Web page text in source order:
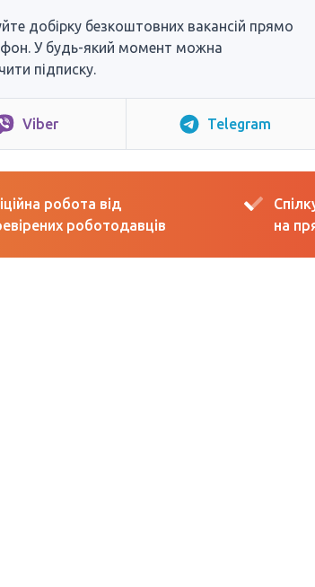
добірку безкоштовних вакансій прямо
У будь-який момент можна
підписку.
Viber Telegram
робота від
роботодавців
на